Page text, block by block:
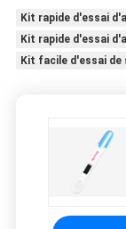
Kit rapide d'essai
Kit rapide d'essai
Kit facile d'essai de